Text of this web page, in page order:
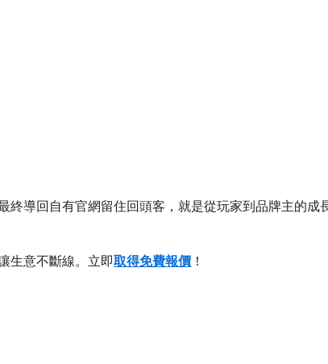
導回自有官網留住回頭客，就是從玩家到品牌主的成
生意不斷線。立即取得免費報價 ！